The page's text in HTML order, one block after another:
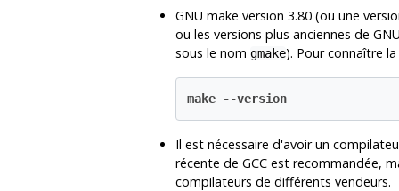
GNU make version 3.80 (ou une
ou les versions plus anciennes de
sous le nom gmake). Pour connaître
make --version
Il est nécessaire d'avoir un
récente de GCCest recommandée,
compilateurs de différents vendeurs.